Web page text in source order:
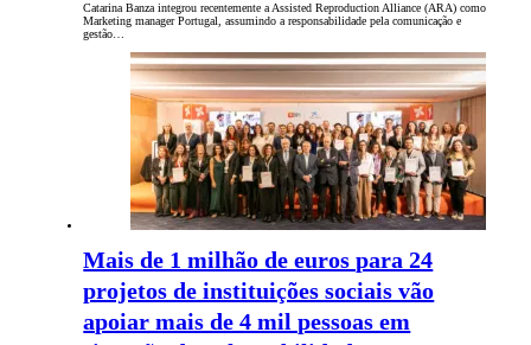
Catarina Banza integrou recentemente a Assisted Reproduction Alliance (ARA) como
Marketing manager Portugal, assumindo a responsabilidade pela comunicação e
gestão…
Mais de 1 milhão de euros para 24
projetos de instituições sociais vão
apoiar mais de 4 mil pessoas em